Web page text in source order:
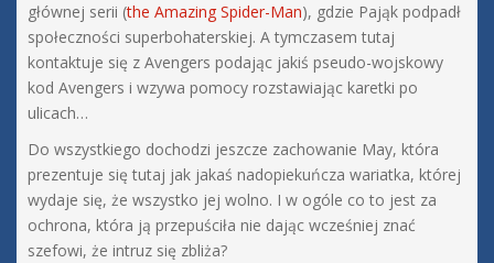
głównej serii (the Amazing Spider-Man), gdzie Pająk podpadł
społeczności superbohaterskiej. A tymczasem tutaj
kontaktuje się z Avengers podając jakiś pseudo-wojskowy
kod Avengers i wzywa pomocy rozstawiając karetki po
ulicach…
Do wszystkiego dochodzi jeszcze zachowanie May, która
prezentuje się tutaj jak jakaś nadopiekuńcza wariatka, której
wydaje się, że wszystko jej wolno. I w ogóle co to jest za
ochrona, która ją przepuściła nie dając wcześniej znać
szefowi, że intruz się zbliża?